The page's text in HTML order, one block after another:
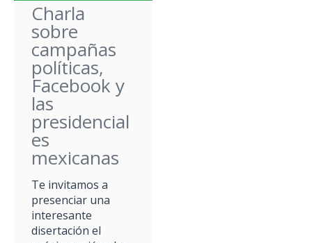
Charla
sobre
campañas
políticas,
Facebook y
las
presidencial
es
mexicanas
Te invitamos a
presenciar una
interesante
disertación el